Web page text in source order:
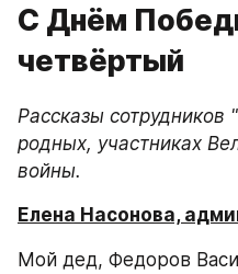
С Днём
четвёртый
Рассказы сотрудников
родных, участниках
войны.
Елена Насонова,
Мой дед, Федоров